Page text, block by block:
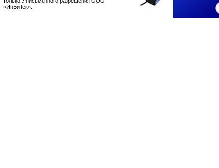
«ИнБиТек».